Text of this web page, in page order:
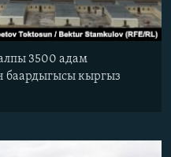
3500 адам
баардыгысы кыргыз